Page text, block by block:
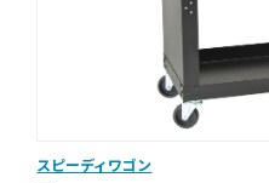
スピーディワゴン